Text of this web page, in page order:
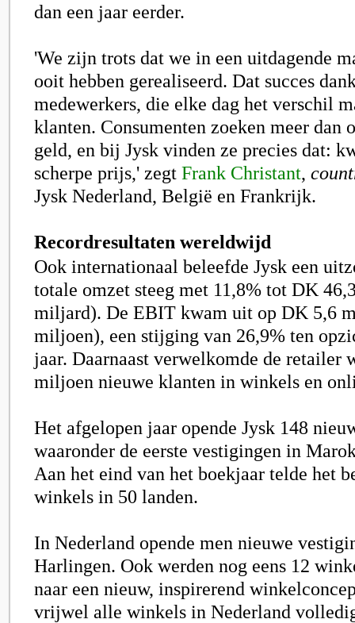
dan een jaar eerder.
'We zijn trots dat we in een uitdagende
ooit hebben gerealiseerd. Dat succes
medewerkers, die elke dag het verschil
klanten. Consumenten zoeken meer dan
geld, en bij Jysk vinden ze precies dat:
scherpe prijs,' zegt Frank Christant,
Jysk Nederland, België en Frankrijk.
Recordresultaten wereldwijd
Ook internationaal beleefde Jysk een
totale omzet steeg met 11,8% tot DK
miljard). De EBIT kwam uit op DK 5,6
miljoen), een stijging van 26,9% ten
jaar. Daarnaast verwelkomde de retailer
miljoen nieuwe klanten in winkels en
Het afgelopen jaar opende Jysk 148
waaronder de eerste vestigingen in
Aan het eind van het boekjaar telde het
winkels in 50 landen.
In Nederland opende men nieuwe
Harlingen. Ook werden nog eens 12
naar een nieuw, inspirerend
vrijwel alle winkels in Nederland